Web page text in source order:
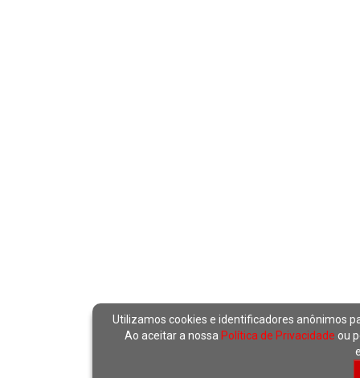
Utilizamos cookies e identificadores anônimos
Ao aceitar a nossa Política de Privacidade ou